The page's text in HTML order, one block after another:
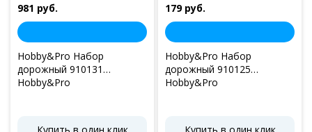
981 руб.
Hobby&Pro Набор
дорожный 910131
Hobby&Pro
179 руб.
Hobby&Pro Набор
дорожный 910125
Hobby&Pro